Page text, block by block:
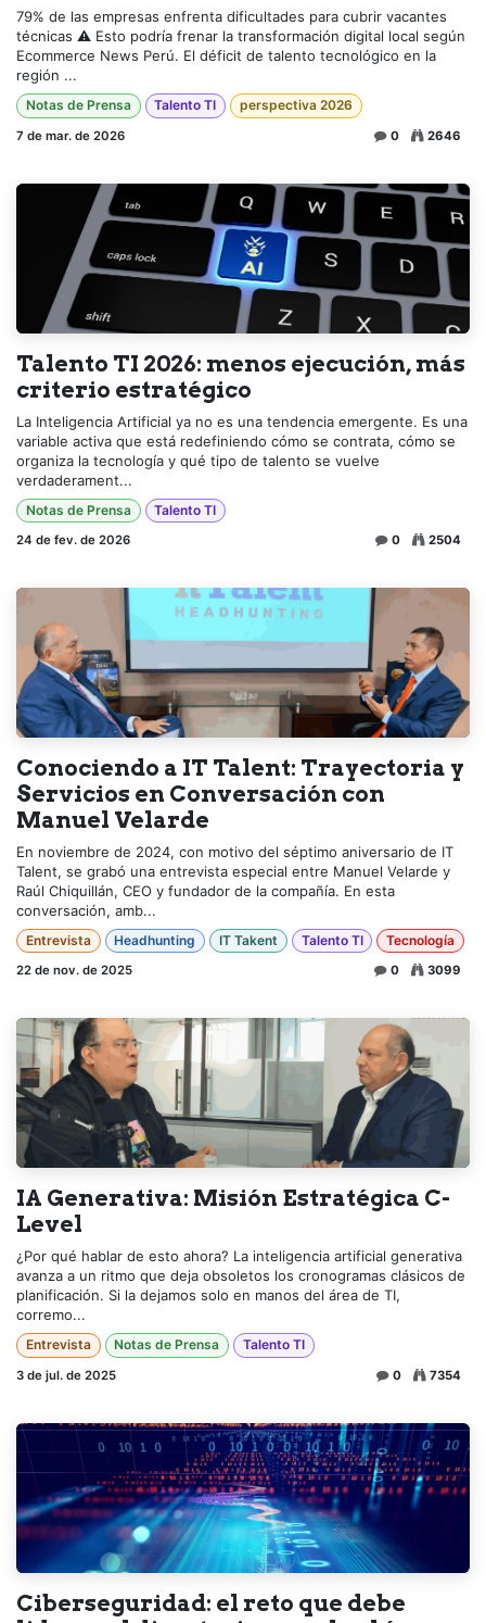
79% de las empresas enfrenta dificultades para cubrir vacantes
técnicas ⚠️ Esto podría frenar la transformación digital local según
Ecommerce News Perú. El déficit de talento tecnológico en la
región ...
Notas de Prensa Talento TI perspectiva 2026
7 de mar. de 2026 0 2646
Talento TI 2026: menos ejecución, más
criterio estratégico
La Inteligencia Artificial ya no es una tendencia emergente. Es una
variable activa que está redefiniendo cómo se contrata, cómo se
organiza la tecnología y qué tipo de talento se vuelve
verdaderament...
Notas de Prensa Talento TI
24 de fev. de 2026 0 2504
Conociendo a IT Talent: Trayectoria y
Servicios en Conversación con
Manuel Velarde
En noviembre de 2024, con motivo del séptimo aniversario de IT
Talent, se grabó una entrevista especial entre Manuel Velarde y
Raúl Chiquillán, CEO y fundador de la compañía. En esta
conversación, amb...
Entrevista Headhunting IT Takent Talento TI Tecnología
22 de nov. de 2025 0 3099
IA Generativa: Misión Estratégica C-
Level
¿Por qué hablar de esto ahora? La inteligencia artificial generativa
avanza a un ritmo que deja obsoletos los cronogramas clásicos de
planificación. Si la dejamos solo en manos del área de TI,
corremo...
Entrevista Notas de Prensa Talento TI
3 de jul. de 2025 0 7354
Ciberseguridad: el reto que debe